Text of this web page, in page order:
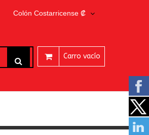
Colón Costarricense ₡
Carro vacío